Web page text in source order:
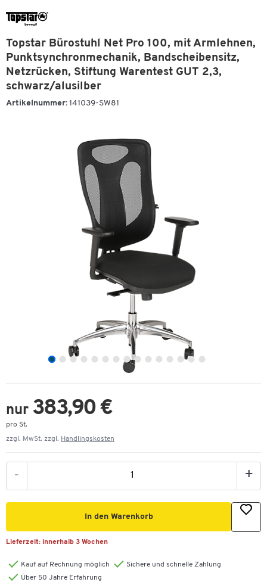
Topstar Bürostuhl Net Pro 100, mit Armlehnen,
Punktsynchronmechanik, Bandscheibensitz,
Netzrücken, Stiftung Warentest GUT 2,3,
schwarz/alusilber
Artikelnummer: 141039-SW81
nur 383,90 €
pro St.
zzgl. MwSt. zzgl. Handlingskosten
- +
In den Warenkorb
Lieferzeit: innerhalb 3 Wochen
Kauf auf Rechnung möglich
Sichere und schnelle Zahlung
Über 50 Jahre Erfahrung